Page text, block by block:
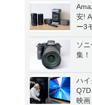
安!
ー3
ソ
集！
ハイ
映画